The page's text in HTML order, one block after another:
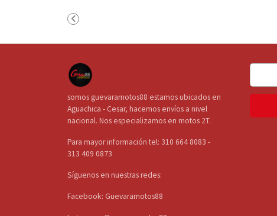
somos guevaramotos88 estamos ubicados en
Aguachica - Cesar, hacemos envíos a nivel
nacional. Nos especializamos en motos 2T.
Para mayor información tel: 310 664 8083 -
313 409 0873
Síguenos en nuestras redes:
Facebook: Guevaramotos88